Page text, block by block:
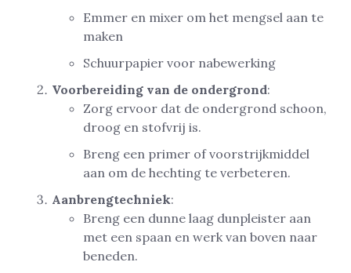
Emmer en mixer om het mengsel aan te
maken
Schuurpapier voor nabewerking
Voorbereiding van de ondergrond:
Zorg ervoor dat de ondergrond schoon,
droog en stofvrij is.
Breng een primer of voorstrijkmiddel
aan om de hechting te verbeteren.
Aanbrengtechniek:
Breng een dunne laag dunpleister aan
met een spaan en werk van boven naar
beneden.